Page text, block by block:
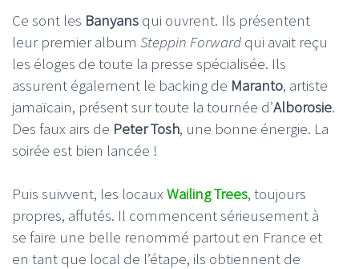
Ce sont les Banyans qui ouvrent. Ils présentent
leur premier album Steppin Forward qui avait reçu
les éloges de toute la presse spécialisée. Ils
assurent également le backing de Maranto, artiste
jamaïcain, présent sur toute la tournée d’Alborosie.
Des faux airs de Peter Tosh, une bonne énergie. La
soirée est bien lancée !
Puis suivvent, les locauxWailing Trees, toujours
propres, affutés. Il commencent sérieusement à
se faire une belle renommé partout en France et
en tant que local de l’étape, ils obtiennent de